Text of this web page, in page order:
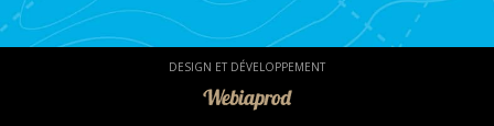
DESIGN ET DÉVELOPPEMENT